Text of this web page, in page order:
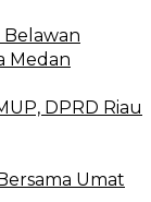
Belawan
Medan
DPRD Riau
Umat